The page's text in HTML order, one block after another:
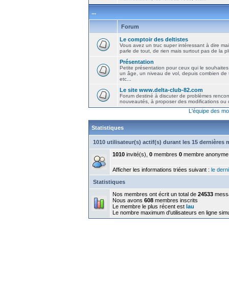
...
Forum
Le comptoir des deltistes
Vous avez un truc super intéressant à dire
parle de tout, de rien mais surtout pas de la
Présentation
Petite présentation pour ceux qui le
un âge, un niveau de vol, depuis combien de
etc...
Le site www.delta-club-82.com
Forum destiné à discuter de problèmes
nouveautés, à proposer des modifications ou
L'équipe des
Statistiques
1010 utilisateur(s) actif(s) durant les 15 dernières
1010 invité(s), 0 membres 0 membre anonyme
Afficher les informations triées suivant : le
Statistiques
Nos membres ont écrit un total de 24533
Nous avons 608 membres inscrits
Le membre le plus récent est lau
Le nombre maximum d'utilisateurs en ligne